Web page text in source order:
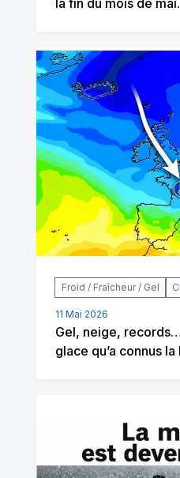
la fin du mois de
Froid / Fraîcheur / Gel
11 Mai 2026
Gel, neige,
glace qu’a connus la